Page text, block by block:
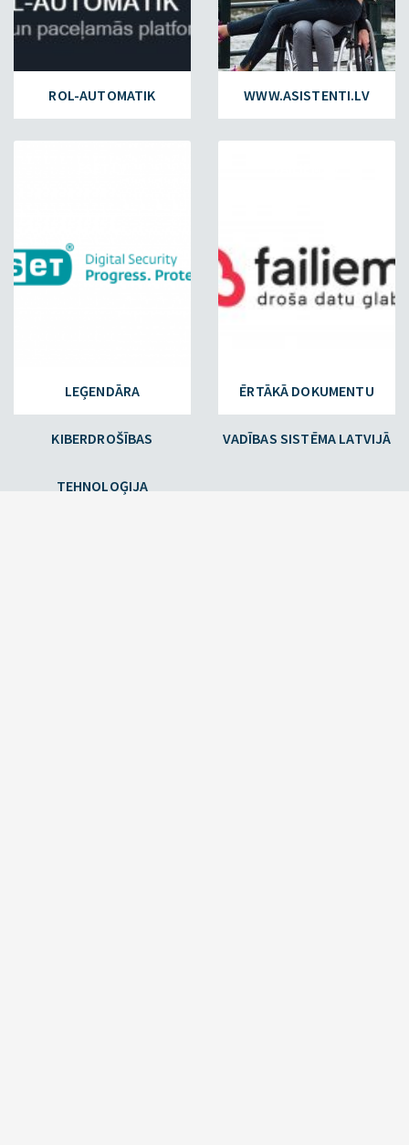
ROL-AUTOMATIK WWW.ASISTENTI.LV
LEĢENDĀRA
KIBERDROŠĪBAS
TEHNOLOĢIJA
ĒRTĀKĀ DOKUMENTU
VADĪBAS SISTĒMA LATVIJĀ